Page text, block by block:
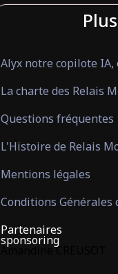
Alyx notre copilote IA,
La charte des Relais
Questions fréquentes
L'Histoire de Relais
Mentions légales
Conditions
Partenaires
sponsoring
Amandine CREUSOT